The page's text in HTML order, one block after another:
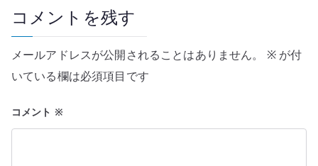
ー
シ
ョ
ン
コメントを残す
メールアドレスが公開されることはありません。 ※が付
いている欄は必須項目です
コメント ※